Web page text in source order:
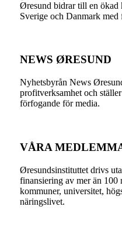
Øresund bidrar till en ökad
Sverige och Danmark med
NEWS ØRESUND
Nyhetsbyrån News
profitverksamhet och
förfogande för media.
VÅRA
Øresundsinstituttet drivs
finansiering av mer än 100
kommuner, universitet,
näringslivet.